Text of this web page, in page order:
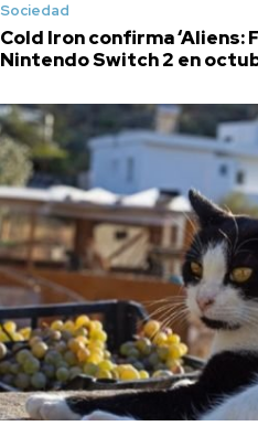
Sociedad
Cold Iron confirma ‘Aliens:
Nintendo Switch 2 en